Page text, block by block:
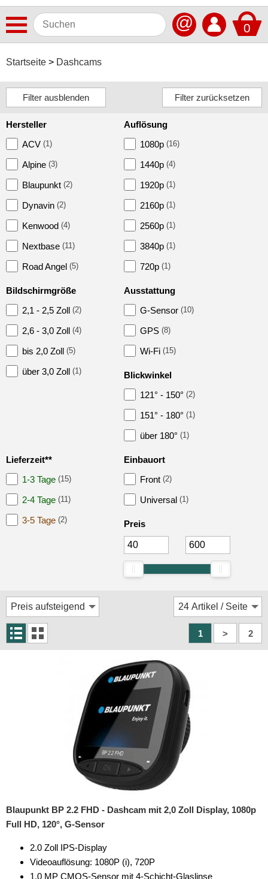
0
@
Startseite Dashcams
Autoradios
Dashcams
ACV
Alpine
Dynavin
Kenwood
Nextbase
Road Angel
Elektromobilität
Freisprechanlagen
Lautsprecher
Multimedia
Soundprozessoren
Subwoofer
Hersteller
ACV (1)
Alpine (3)
Blaupunkt (2)
Dynavin (2)
Kenwood (4)
Nextbase (11)
Road Angel (5)
Auflösung
1080p (16)
1440p (4)
1920p (1)
2160p (1)
2560p (1)
3840p (1)
720p (1)
Bildschirmgröße
2,1 - 2,5 Zoll (2)
2,6 - 3,0 Zoll (4)
bis 2,0 Zoll (5)
über 3,0 Zoll (1)
Ausstattung
G-Sensor (10)
GPS (8)
Wi-Fi (15)
Blickwinkel
121° - 150° (2)
151° - 180° (1)
über 180° (1)
Lieferzeit**
1-3 Tage (15)
2-4 Tage (11)
3-5 Tage (2)
Einbauort
Front (2)
Universal (1)
Preis
1 > 2
Blaupunkt BP 2.2 FHD - Dashcam mit 2,0 Zoll Display, 1080p
Full HD, 120°, G-Sensor
2.0 Zoll IPS-Display
Videoauflösung: 1080P (i), 720P
1.0 MP CMOS-Sensor mit 4-Schicht-Glaslinse